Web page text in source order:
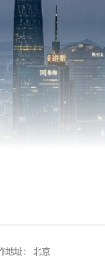
版
4年